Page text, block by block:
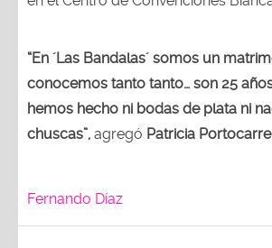
“En ´Las Bandalas´ somos un
conocemos tanto tanto… son 25
hemos hecho ni bodas de plata ni
chuscas”, agregó Patricia
Fernando Díaz